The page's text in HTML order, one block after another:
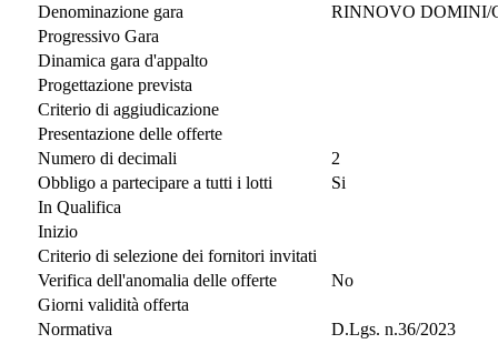
Denominazione gara
RINNOVO DOMINI/
Progressivo Gara
Dinamica gara d'appalto
Progettazione prevista
Criterio di aggiudicazione
Presentazione delle offerte
Numero di decimali
2
Obbligo a partecipare a tutti i lotti
Si
In Qualifica
Inizio
Criterio di selezione dei fornitori invitati
Verifica dell'anomalia delle offerte
No
Giorni validità offerta
Normativa
D.Lgs. n.36/2023